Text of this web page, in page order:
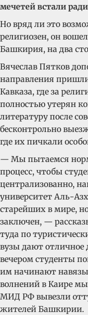
мечетей встали
Но вряд ли это
религиозен, он
Башкирия, на два
Вячеслав Пятков
направления
Кавказа, где за
полностью утерян
литературу после
бесконтрольно
где их пичкали
— Мы пытаемся
процесс, чтобы
централизованно,
университет Аль-
старейших в мире,
заключен, —
туда по
вузы дают отличное
вечером студенты
им начинают
волнений в Каире
МИД РФ вывезли
жителей Башкирии.